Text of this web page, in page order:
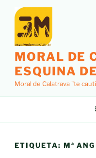
contenido
MORAL DE
ESQUINA
Moral de Calatrava "te
ETIQUETA: Mª